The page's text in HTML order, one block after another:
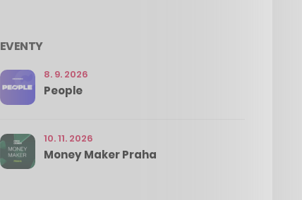
EVENTY
8. 9. 2026
People
10. 11. 2026
Money Maker Praha